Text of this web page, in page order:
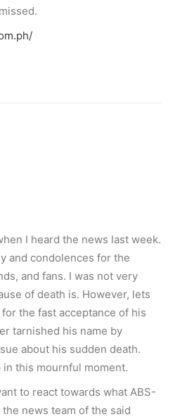
I heard the news last week.
and condolences for the
and fans. I was not very
of death is. However, lets
the fast acceptance of his
tarnished his name by
about his sudden death.
this mournful moment.
to react towards what ABS-
news team of the said